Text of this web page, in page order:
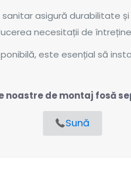
asigură durabilitate
necesitații de
este esențial să
de montaj fosă
Sună